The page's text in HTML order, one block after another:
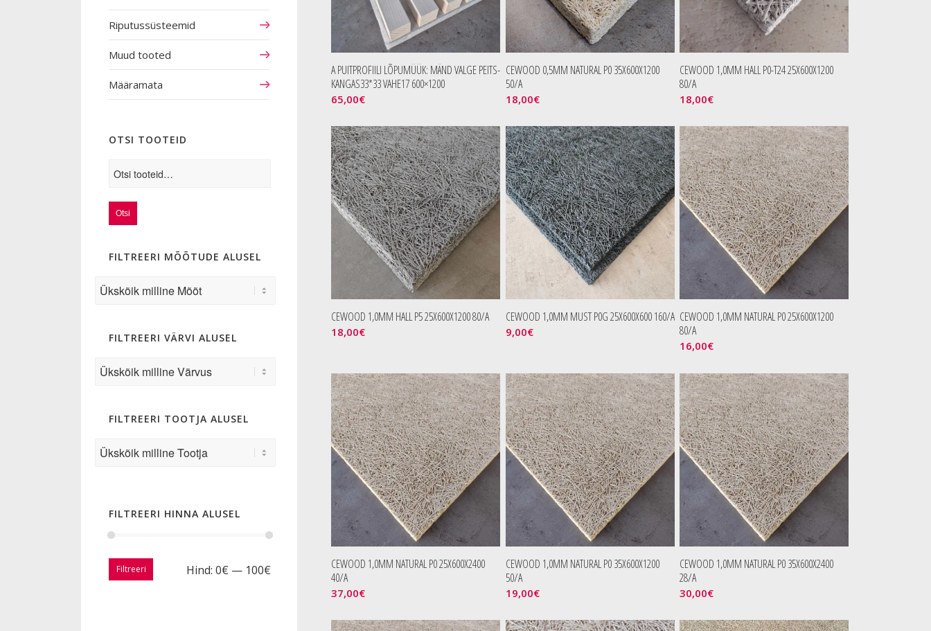
A PUITPROFIILI LÕPUMÜÜK: MÄND VALGE PEITS-
KANGAS33*33 VAHE17 600×1200
65,00€
CEWOOD 0,5MM NATURAL P0 35X600X1200
50/A
18,00€
CEWOOD 1,0MM HALL P0-T24 25X600X1200
80/A
18,00€
CEWOOD 1,0MM HALL P5 25X600X1200 80/A
18,00€
CEWOOD 1,0MM MUST P0G 25X600X600 160/A
9,00€
CEWOOD 1,0MM NATURAL P0 25X600X1200
80/A
16,00€
CEWOOD 1,0MM NATURAL P0 25X600X2400
40/A
37,00€
CEWOOD 1,0MM NATURAL P0 35X600X1200
50/A
19,00€
CEWOOD 1,0MM NATURAL P0 35X600X2400
28/A
30,00€
Riputussüsteemid
Muud tooted
Määramata
OTSI TOOTEID
Otsi
FILTREERI MÕÕTUDE ALUSEL
FILTREERI VÄRVI ALUSEL
FILTREERI TOOTJA ALUSEL
FILTREERI HINNA ALUSEL
Filtreeri Hind:0€ — 100€